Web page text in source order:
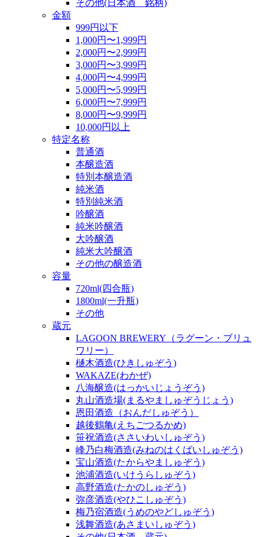
その他(日本酒 銘柄)
金額
999円以下
1,000円〜1,999円
2,000円〜2,999円
3,000円〜3,999円
4,000円〜4,999円
5,000円〜5,999円
6,000円〜7,999円
8,000円〜9,999円
10,000円以上
特定名称
普通酒
本醸造酒
特別本醸造酒
純米酒
特別純米酒
吟醸酒
純米吟醸酒
大吟醸酒
純米大吟醸酒
その他の醸造酒
容量
720ml(四合瓶)
1800ml(一升瓶)
その他
蔵元
LAGOON BREWERY（ラグーン・ブリュ
ワリー）
樋木酒造(ひきしゅぞう)
WAKAZE(わかぜ)
八海醸造(はっかいじょうぞう)
丸山酒造場(まるやましゅぞうじょう)
恩田酒造（おんだしゅぞう）
越後鶴亀(えちごつるかめ)
笹祝酒造(ささいわいしゅぞう)
峰乃白梅酒造(みねのはくばいしゅぞう)
宝山酒造(たからやましゅぞう)
池浦酒造(いけうらしゅぞう)
高野酒造(たかのしゅぞう)
弥彦酒造(やひこしゅぞう)
梅乃宿酒造(うめのやどしゅぞう)
浅舞酒造(あさまいしゅぞう)